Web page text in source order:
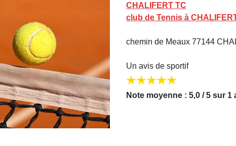
CHALIFERT TC
club de Tennis à
chemin de Meaux 77144
Un avis de sportif
Note moyenne : 5,0 / 5 sur 1